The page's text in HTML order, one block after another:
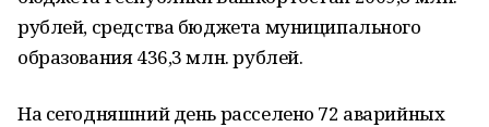
рублей, средства бюджета муниципального
образования 436,3 млн. рублей.
На сегодняшний день расселено 72 аварийных